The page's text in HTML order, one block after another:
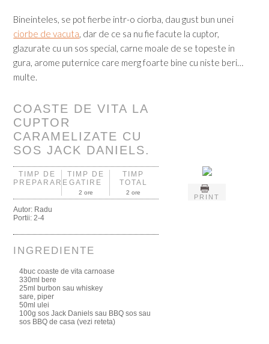
Bineinteles, se pot fierbe intr-o ciorba, dau gust bun unei
ciorbe de vacuta, dar de ce sa nu fie facute la cuptor,
glazurate cu un sos special, carne moale de se topeste in
gura, arome puternice care merg foarte bine cu niste beri…
multe.
COASTE DE VITA LA
CUPTOR
CARAMELIZATE CU
SOS JACK DANIELS.
PRINT
TIMP DE
PREPARARE
TIMP DE
GATIRE
2 ore
TIMP
TOTAL
2 ore
Autor: Radu
Portii:2-4
INGREDIENTE
4buc coaste de vita carnoase
330ml bere
25ml burbon sau whiskey
sare, piper
50ml ulei
100g sos Jack Daniels sau BBQ sos sau
sos BBQ de casa (vezi reteta)